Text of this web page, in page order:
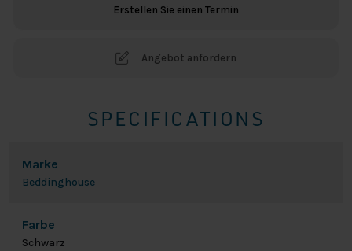
Erstellen Sie einen Termin
Angebot anfordern
SPECIFICATIONS
Marke
Beddinghouse
Farbe
Schwarz